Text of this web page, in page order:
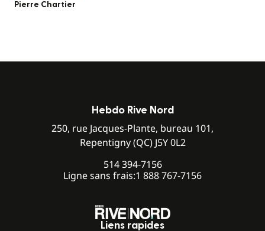
Pierre Chartier
Hebdo Rive Nord
250, rue Jacques-Plante, bureau 101,
Repentigny (QC) J5Y 0L2
514 394-7156
Ligne sans frais:1 888 767-7156
Liens rapides